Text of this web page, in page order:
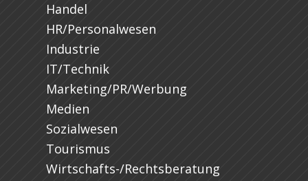
Handel
HR/Personalwesen
Industrie
IT/Technik
Marketing/PR/Werbung
Medien
Sozialwesen
Tourismus
Wirtschafts-/Rechtsberatung